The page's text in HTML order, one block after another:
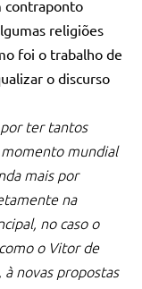
contraponto
religiões
foi o trabalho de
o discurso
ter tantos
mundial
mais por
na
no caso o
o Vitor de
novas propostas